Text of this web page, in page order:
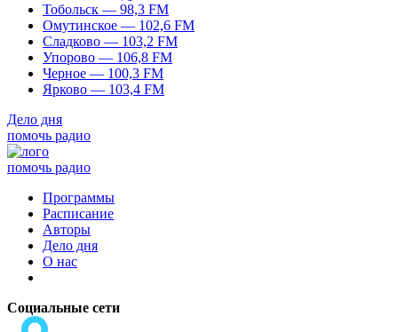
Тобольск — 98,3 FM
Омутинское — 102,6 FM
Сладково — 103,2 FM
Упорово — 106,8 FM
Черное — 100,3 FM
Ярково — 103,4 FM
Дело дня
помочь радио
помочь радио
Программы
Расписание
Авторы
Дело дня
О нас
Социальные сети